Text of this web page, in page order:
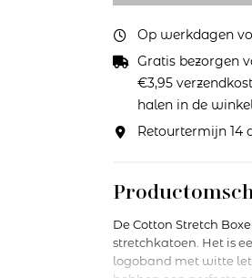
Op werkdagen
Gratis bezorgen
€3,95
halen in de
Retourtermijn 14
De Cotton Stretch
stretchkatoen. Het is
logoband met witte